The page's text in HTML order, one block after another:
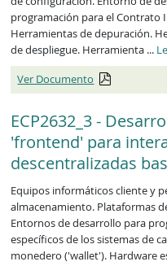
programación para el Contrato
Herramientas de depuración.
de despliegue. Herramienta ...
Ver Documento
ECP2632_3 -
'frontend' para
descentralizadas
Equipos informáticos cliente y
almacenamiento. Plataformas
Entornos de desarrollo para
específicos de los sistemas de
monedero ('wallet'). Hardware